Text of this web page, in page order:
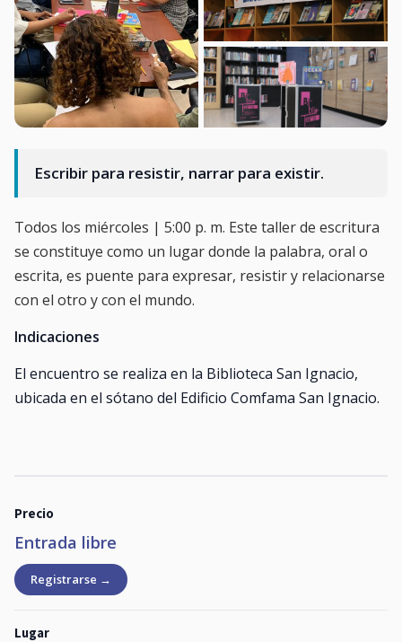
Escribir para resistir, narrar para existir.
Todos los miércoles | 5:00 p. m. Este taller de escritura
se constituye como un lugar donde la palabra, oral o
escrita, es puente para expresar, resistir y relacionarse
con el otro y con el mundo.
Indicaciones
El encuentro se realiza en la Biblioteca San Ignacio,
ubicada en el sótano del Edificio Comfama San Ignacio.
Precio
Entrada libre
Registrarse →
Lugar